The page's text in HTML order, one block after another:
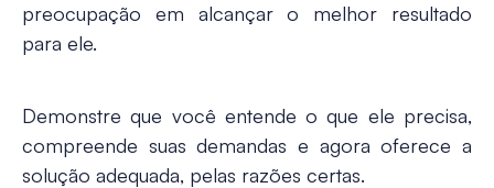
preocupação em alcançar o melhor resultado
para ele.
Demonstre que você entende o que ele precisa,
compreende suas demandas e agora oferece a
solução adequada, pelas razões certas.